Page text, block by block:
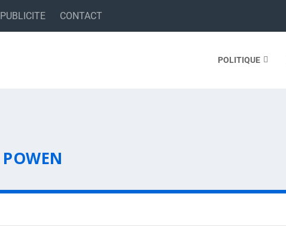
PUBLICITE CONTACT
POLITIQUE
POWEN